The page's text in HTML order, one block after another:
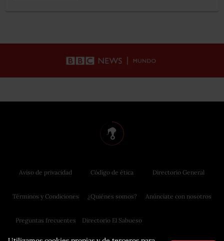
Aviso de privacidad
Términos y Condiciones
Preguntas frecuentes
Código de ética
¿Quiénes somos?
Directorio El Sabueso
Directorio General
Anúnciate con nosotros